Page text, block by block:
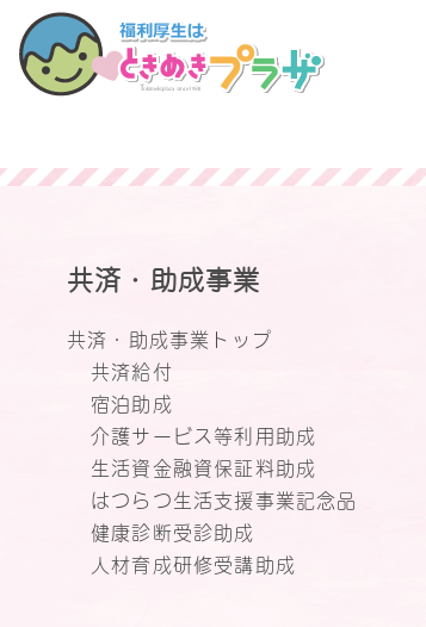
共済・助成事業
共済・助成事業トップ
共済給付
宿泊助成
介護サービス等利用助成
生活資金融資保証料助成
はつらつ生活支援事業記念品
健康診断受診助成
人材育成研修受講助成